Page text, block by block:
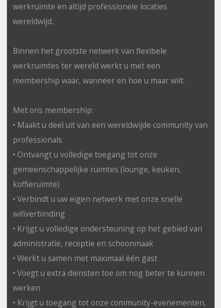
werkruimte en altijd professionele locaties
wereldwijd.
Binnen het grootste netwerk van flexibele
werkruimtes ter wereld werkt u met een
membership waar, wanneer en hoe u maar wilt.
Met ons membership:
• Maakt u deel uit van een wereldwijde community van
professionals
• Ontvangt u volledige toegang tot onze
gemeenschappelijke ruimtes (lounge, keuken,
koffieruimte)
• Verbindt u uw eigen netwerk met onze snelle
wifiverbinding
• Krijgt u volledige ondersteuning op het gebied van
administratie, receptie en schoonmaak
• Werkt u samen met maximaal één gast
• Voegt u extra diensten toe om nog beter te kunnen
werken
• Krijgt u toegang tot onze community-evenementen,